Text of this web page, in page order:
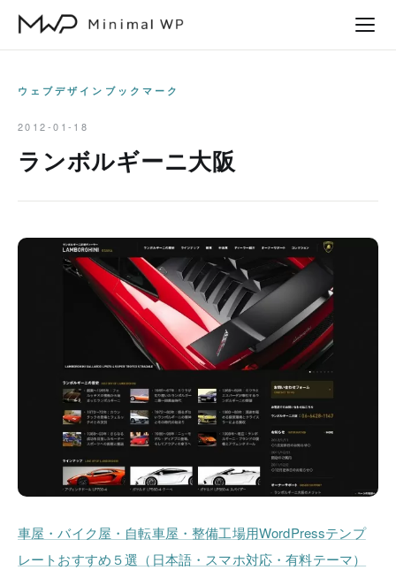
ウェブデザインブックマーク
2012-01-18
ランボルギーニ大阪
車屋・バイク屋・自転車屋・整備工場用WordPressテンプ
レートおすすめ５選（日本語・スマホ対応・有料テーマ）